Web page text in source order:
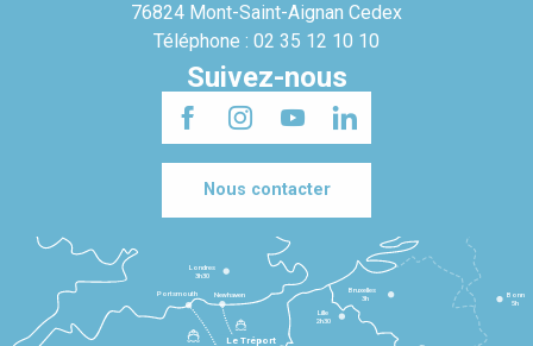
76824 Mont-Saint-Aignan Cedex
Téléphone : 02 35 12 10 10
Suivez-nous
Nous contacter
Le Tréport
Lille
2h30
Bruxelles
3h
Londres
3h30
Newhaven
Portsmouth
Bonn
5h